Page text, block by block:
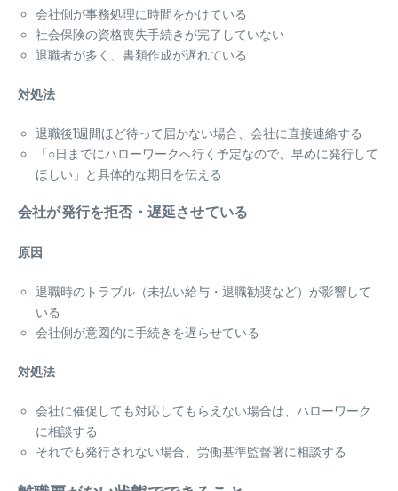
会社側が事務処理に時間をかけている
社会保険の資格喪失手続きが完了していない
退職者が多く、書類作成が遅れている
対処法
退職後1週間ほど待って届かない場合、会社に直接連絡する
「○日までにハローワークへ行く予定なので、早めに発行して
ほしい」と具体的な期日を伝える
会社が発行を拒否・遅延させている
原因
退職時のトラブル（未払い給与・退職勧奨など）が影響して
いる
会社側が意図的に手続きを遅らせている
対処法
会社に催促しても対応してもらえない場合は、ハローワーク
に相談する
それでも発行されない場合、労働基準監督署に相談する